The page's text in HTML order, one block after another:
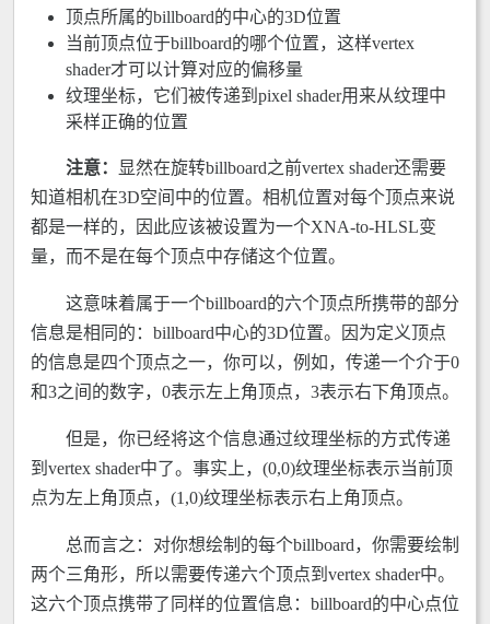
顶点所属的billboard的中心的3D位置
当前顶点位于billboard的哪个位置，这样vertex
shader才可以计算对应的偏移量
纹理坐标，它们被传递到pixel shader用来从纹理中
采样正确的位置
注意：
显然在旋转billboard之前vertex shader还需要
知道相机在3D空间中的位置。相机位置对每个顶点来说
都是一样的，因此应该被设置为一个XNA-to-HLSL变
量，而不是在每个顶点中存储这个位置。
这意味着属于一个billboard的六个顶点所携带的部分
信息是相同的：billboard中心的3D位置。因为定义顶点
的信息是四个顶点之一，你可以，例如，传递一个介于0
和3之间的数字，0表示左上角顶点，3表示右下角顶点。
但是，你已经将这个信息通过纹理坐标的方式传递
到vertex shader中了。事实上，(0,0)纹理坐标表示当前顶
点为左上角顶点，(1,0)纹理坐标表示右上角顶点。
总而言之：对你想绘制的每个billboard，你需要绘制
两个三角形，所以需要传递六个顶点到vertex shader中。
这六个顶点携带了同样的位置信息：billboard的中心点位